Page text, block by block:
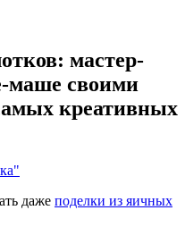
мастер-
маше своими
креативных
даже поделки из яичных